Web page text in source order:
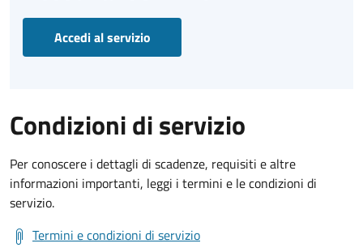
Accedi al servizio
Condizioni di servizio
Per conoscere i dettagli di scadenze, requisiti e altre
informazioni importanti, leggi i termini e le condizioni di
servizio.
Termini e condizioni di servizio